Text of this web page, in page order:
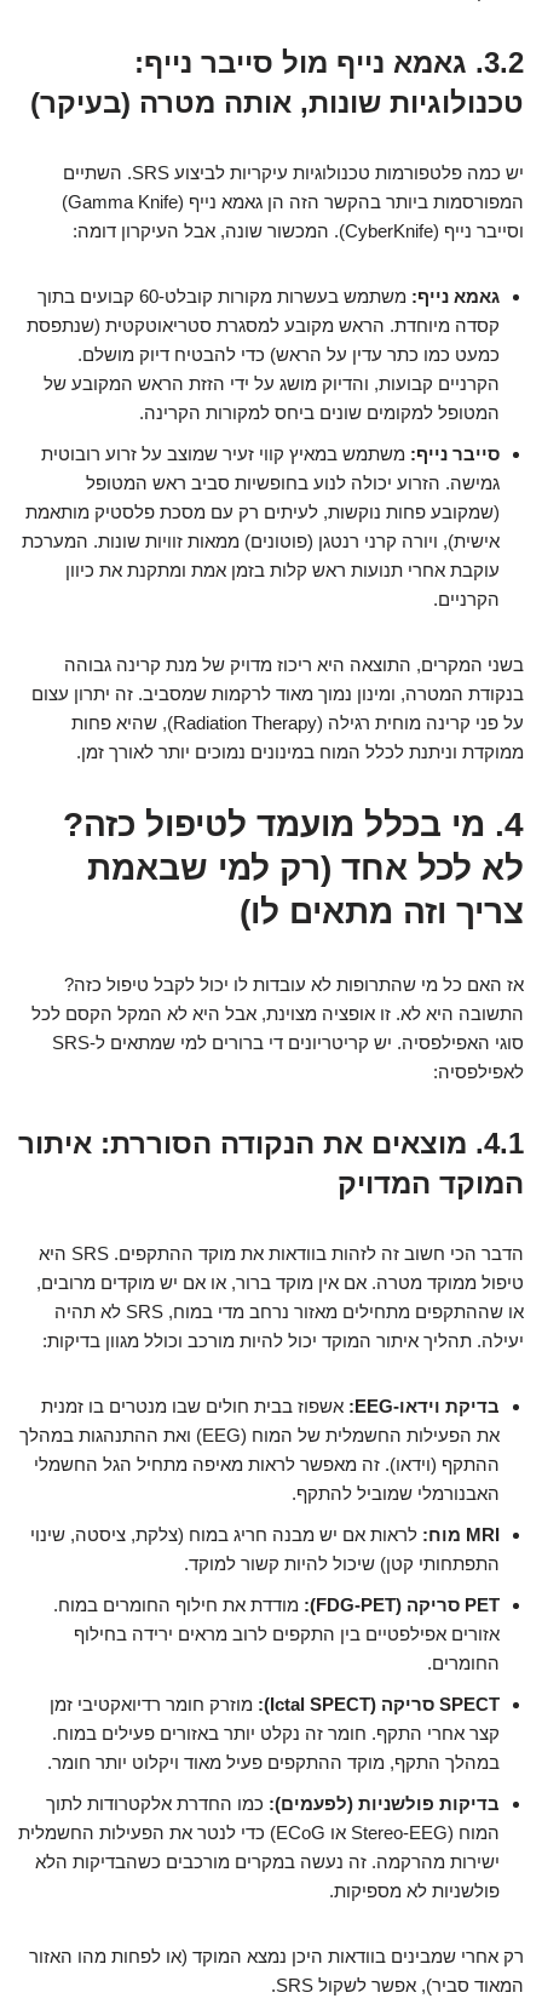
3.2. גאמא נייף מול סייבר נייף:
טכנולוגיות שונות, אותה מטרה (בעיקר)
יש כמה פלטפורמות טכנולוגיות עיקריות לביצוע SRS. השתיים
המפורסמות ביותר בהקשר הזה הן גאמא נייף (Gamma Knife)
וסייבר נייף (CyberKnife). המכשור שונה, אבל העיקרון דומה:
גאמא נייף:
משתמש בעשרות מקורות קובלט-60 קבועים בתוך
קסדה מיוחדת. הראש מקובע למסגרת סטריאוטקטית (שנתפסת
כמעט כמו כתר עדין על הראש) כדי להבטיח דיוק מושלם.
הקרניים קבועות, והדיוק מושג על ידי הזזת הראש המקובע של
המטופל למקומים שונים ביחס למקורות הקרינה.
סייבר נייף: משתמש במאיץ קווי זעיר שמוצב על זרוע רובוטית
גמישה. הזרוע יכולה לנוע בחופשיות סביב ראש המטופל
(שמקובע פחות נוקשות, לעיתים רק עם מסכת פלסטיק מותאמת
אישית), ויורה קרני רנטגן (פוטונים) ממאות זוויות שונות. המערכת
עוקבת אחרי תנועות ראש קלות בזמן אמת ומתקנת את כיוון
הקרניים.
בשני המקרים, התוצאה היא ריכוז מדויק של מנת קרינה גבוהה
בנקודת המטרה, ומינון נמוך מאוד לרקמות שמסביב. זה יתרון עצום
על פני קרינה מוחית רגילה (Radiation Therapy), שהיא פחות
ממוקדת וניתנת לכלל המוח במינונים נמוכים יותר לאורך זמן.
4. מי בכלל מועמד לטיפול כזה?
לא לכל אחד (רק למי שבאמת
צריך וזה מתאים לו)
אז האם כל מי שהתרופות לא עובדות לו יכול לקבל טיפול כזה?
התשובה היא לא. זו אופציה מצוינת, אבל היא לא המקל הקסם לכל
סוגי האפילפסיה. יש קריטריונים די ברורים למי שמתאים ל-SRS
לאפילפסיה:
4.1. מוצאים את הנקודה הסוררת: איתור
המוקד המדויק
הדבר הכי חשוב זה לזהות בוודאות את מוקד ההתקפים. SRS היא
טיפול ממוקד מטרה. אם אין מוקד ברור, או אם יש מוקדים מרובים,
או שההתקפים מתחילים מאזור נרחב מדי במוח, SRS לא תהיה
יעילה. תהליך איתור המוקד יכול להיות מורכב וכולל מגוון בדיקות:
בדיקת וידאו-EEG:
אשפוז בבית חולים שבו מנטרים בו זמנית
את הפעילות החשמלית של המוח (EEG) ואת ההתנהגות במהלך
ההתקף (וידאו). זה מאפשר לראות מאיפה מתחיל הגל החשמלי
האבנורמלי שמוביל להתקף.
MRI מוח:
לראות אם יש מבנה חריג במוח (צלקת, ציסטה, שינוי
התפתחותי קטן) שיכול להיות קשור למוקד.
PET סריקה (FDG-PET):
מודדת את חילוף החומרים במוח.
אזורים אפילפטיים בין התקפים לרוב מראים ירידה בחילוף
החומרים.
SPECT סריקה (Ictal SPECT):
מוזרק חומר רדיואקטיבי זמן
קצר אחרי התקף. חומר זה נקלט יותר באזורים פעילים במוח.
במהלך התקף, מוקד ההתקפים פעיל מאוד ויקלוט יותר חומר.
בדיקות פולשניות (לפעמים): כמו החדרת אלקטרודות לתוך
המוח (Stereo-EEG או ECoG) כדי לנטר את הפעילות החשמלית
ישירות מהרקמה. זה נעשה במקרים מורכבים כשהבדיקות הלא
פולשניות לא מספיקות.
רק אחרי שמבינים בוודאות היכן נמצא המוקד (או לפחות מהו האזור
המאוד סביר), אפשר לשקול SRS.